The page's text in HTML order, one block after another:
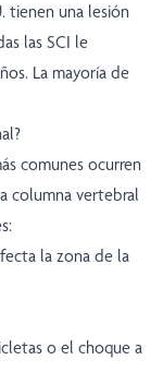
tienen una lesión
las SCI le
La mayoría de
comunes ocurren
columna vertebral
la zona de la
o el choque a